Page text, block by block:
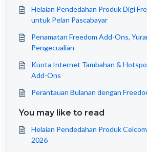
Helaian Pendedahan Produk Digi
untuk Pelan Pascabayar
Penamatan Freedom Add-Ons,
Pengecualian
Kuota Internet Tambahan &
Add-Ons
Perantauan Bulanan dengan
You may like to read
Helaian Pendedahan Produk
2026